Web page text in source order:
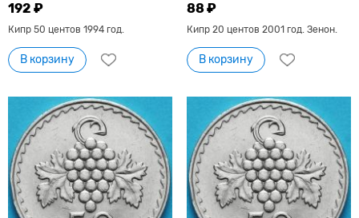
192 ₽
Кипр 50 центов 1994 год.
В корзину
88 ₽
Кипр 20 центов 2001 год. Зенон.
В корзину